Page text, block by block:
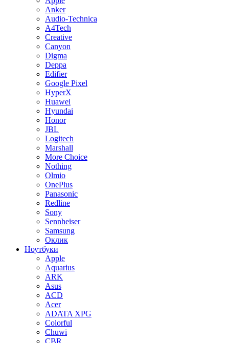
Anker
Audio-Technica
A4Tech
Creative
Canyon
Digma
Deppa
Edifier
Google Pixel
HyperX
Huawei
Hyundai
Honor
JBL
Logitech
Marshall
More Choice
Nothing
Olmio
OnePlus
Panasonic
Redline
Sony
Sennheiser
Samsung
Оклик
Ноутбуки
Apple
Aquarius
ARK
Asus
ACD
Acer
ADATA XPG
Colorful
Chuwi